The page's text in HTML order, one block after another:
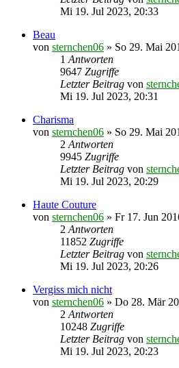
Mi 19. Jul 2023, 20:33
Beau
von sternchen06 » So 29. Mai
1 Antworten
9647 Zugriffe
Letzter Beitrag von
Mi 19. Jul 2023, 20:31
Charisma
von sternchen06 » So 29. Mai
2 Antworten
9945 Zugriffe
Letzter Beitrag von
Mi 19. Jul 2023, 20:29
Haute Couture
von sternchen06 » Fr 17. Jun
2 Antworten
11852 Zugriffe
Letzter Beitrag von
Mi 19. Jul 2023, 20:26
Vergiss mich nicht
von sternchen06 » Do 28. Mär
2 Antworten
10248 Zugriffe
Letzter Beitrag von
Mi 19. Jul 2023, 20:23